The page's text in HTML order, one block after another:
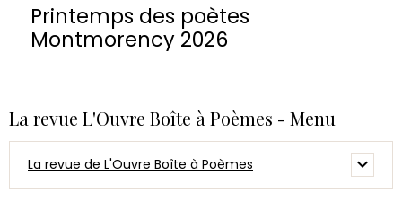
Printemps des poètes
Montmorency 2026
La revue L'Ouvre Boîte à Poèmes - Menu
La revue de L'Ouvre Boîte à Poèmes